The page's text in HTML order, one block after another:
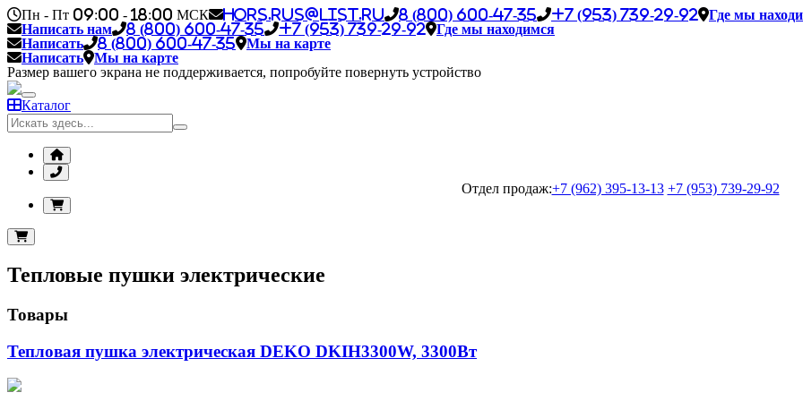
Пн - Пт 09:00 - 18:00 МСК hors.rus@list.ru 8 (800) 600-47-35 +7 (953) 739-29-92
Где мы
Написать нам
8 (800) 600-47-35 +7 (953) 739-29-92
Где мы находимся
Написать
8 (800) 600-47-35
Мы на карте
Написать
Мы на карте
Размер вашего экрана не поддерживается, попробуйте повернуть устройство
Каталог
Отдел продаж:+7 (962) 395-13-13 +7 (953) 739-29-92
Тепловые пушки электрические
Товары
Тепловая пушка электрическая DEKO DKIH3300W, 3300Вт